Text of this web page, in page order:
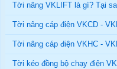
Tời nâng VKLIFT là gì? Tại
Tời nâng cáp điện VKCD -
Tời nâng cáp điện VKHC -
Tời kéo đồng bộ chạy điện